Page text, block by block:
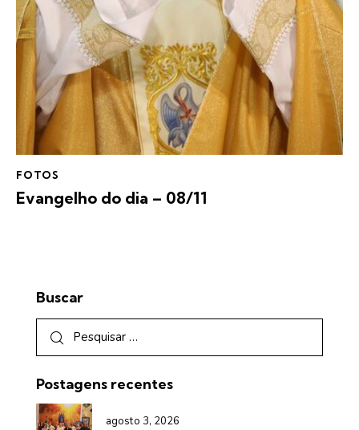
FOTOS
Evangelho do dia – 08/11
Buscar
Postagens recentes
agosto 3, 2026